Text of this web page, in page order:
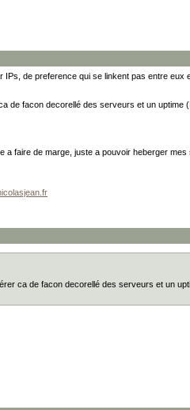
de preference qui se linkent pas entre eux
de facon decorellé des serveurs et un uptime
faire de marge, juste a pouvoir heberger mes
ca de facon decorellé des serveurs et un